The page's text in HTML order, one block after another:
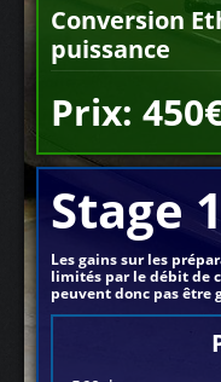
Conversion
puissance
Prix:
Stage
Les gains sur les
limités par le débit de
peuvent donc pas être